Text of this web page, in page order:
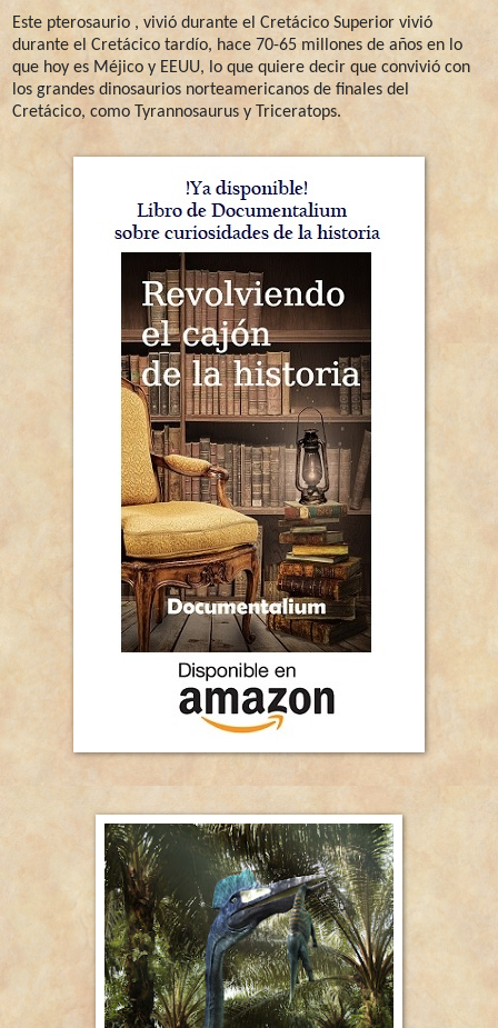
Este pterosaurio , vivió durante el Cretácico Superior vivió
durante el Cretácico tardío, hace 70-65 millones de años en lo
que hoy es Méjico y EEUU, lo que quiere decir que convivió con
los grandes dinosaurios norteamericanos de finales del
Cretácico, como Tyrannosaurus y Triceratops.